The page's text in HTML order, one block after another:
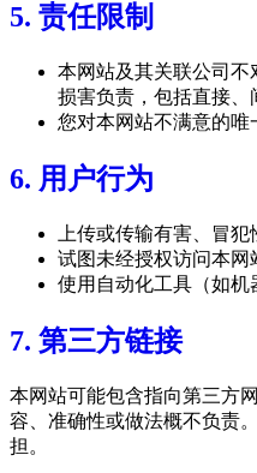
5. 责任限制
本网站及其关联公司
损害负责，包括直接、
您对本网站不满意的唯
6. 用户行为
上传或传输有害、冒犯
试图未经授权访问本网
使用自动化工具（如机
7. 第三方链接
本网站可能包含指向第三方
容、准确性或做法概不负责
担。